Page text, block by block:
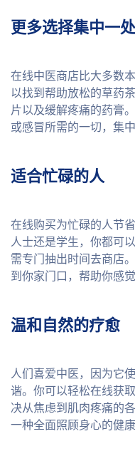
更多选择集中一处
在线中医商店比大多数
以找到帮助放松的草药
片以及缓解疼痛的药膏
或感冒所需的一切，集
适合忙碌的人
在线购买为忙碌的人节
人士还是学生，你都可
需专门抽出时间去商店
到你家门口，帮助你感觉
温和自然的疗愈
人们喜爱中医，因为它
谐。你可以轻松在线获
决从焦虑到肌肉疼痛的
一种全面照顾身心的健康